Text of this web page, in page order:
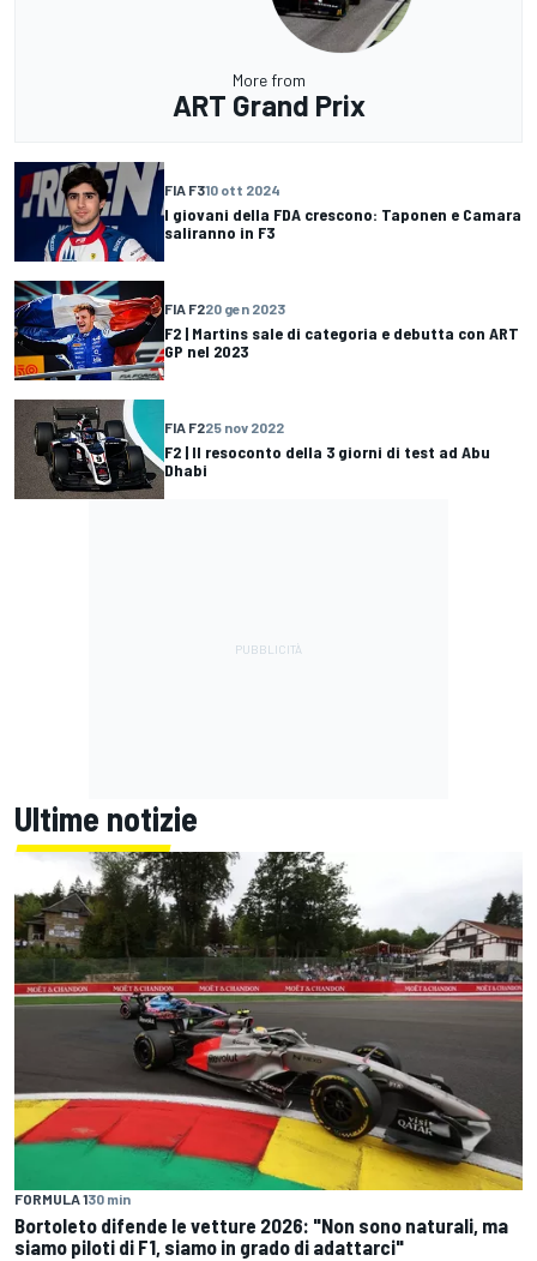
More from
ART Grand Prix
FIA F310 ott 2024
I giovani della FDA crescono: Taponen e Camara
saliranno in F3
FIA F220 gen 2023
F2 | Martins sale di categoria e debutta con ART
GP nel 2023
FIA F225 nov 2022
F2 | Il resoconto della 3 giorni di test ad Abu
Dhabi
Ultime notizie
FORMULA 130 min
Bortoleto difende le vetture 2026: "Non sono naturali, ma
siamo piloti di F1, siamo in grado di adattarci"